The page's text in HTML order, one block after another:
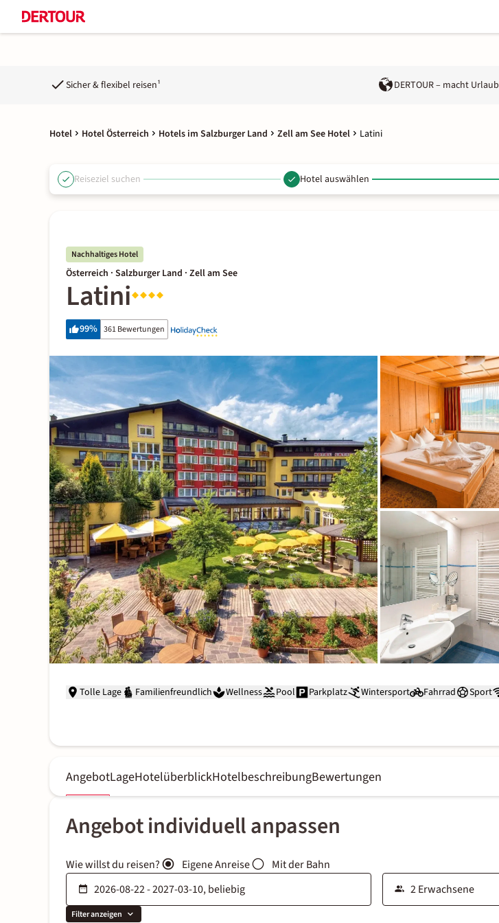
Sicher & flexibel reisen¹ DERTOUR – macht Urlaub
Hotel Hotel Österreich Hotels im Salzburger Land Zell am See Hotel Latini
Reiseziel suchen Hotel auswählen
Nachhaltiges Hotel
Österreich · Salzburger Land · Zell am See
Latini
99% 361 Bewertungen
Tolle Lage Familienfreundlich Wellness Pool Parkplatz Wintersport Fahrrad Sport
AngebotLageHotelüberblickHotelbeschreibungBewertungen
Angebot individuell anpassen
Wie willst du reisen? Eigene Anreise Mit der Bahn
Filter anzeigen